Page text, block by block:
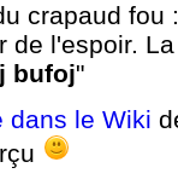
crapaud fou
de l'espoir.
bufoj"
dans le Wiki